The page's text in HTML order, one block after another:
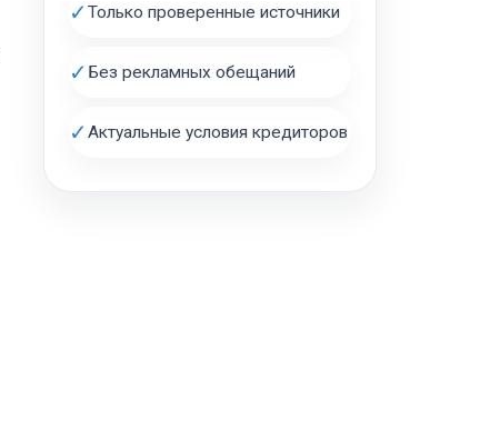
✓Только проверенные источники
✓ Без рекламных обещаний
✓Актуальные условия кредиторов